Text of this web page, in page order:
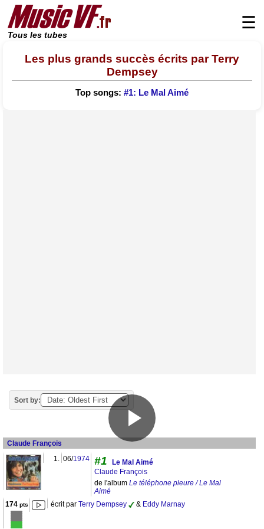
Tous les tubes
☰
Les plus grands succès écrits par Terry
Dempsey
Top songs: #1: Le Mal Aimé
Sort by:
Claude François
1. 06/1974 #1
Le Mal Aimé
Claude François
de l'album Le téléphone pleure / Le Mal
Aimé
174pts écrit par Terry Dempsey & Eddy Marnay